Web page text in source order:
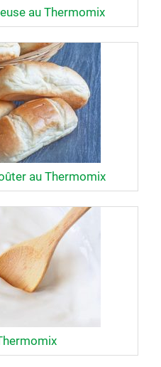
au Thermomix
au Thermomix